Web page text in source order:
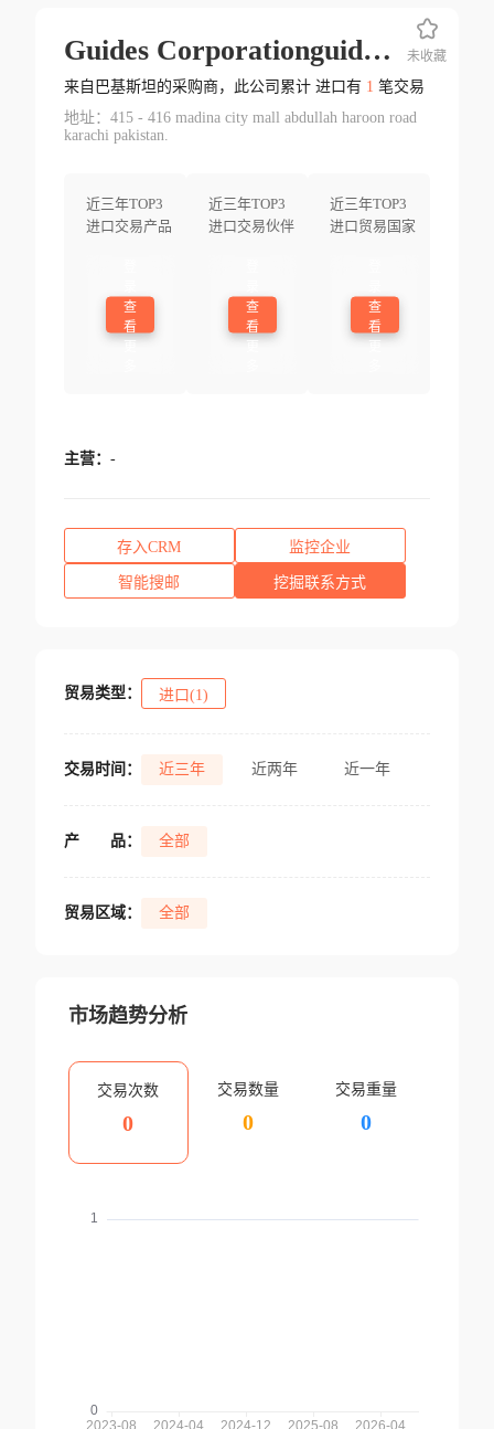
Guides Corporationguides Corp.
来自巴基斯坦的采购商，此公司累计 进口有 1 笔交易
地址：415 - 416 madina city mall abdullah haroon road
karachi pakistan.
近三年TOP3
进口交易产品
查
看
近三年TOP3
进口交易伙伴
查
看
近三年TOP3
进口贸易国家
查
看
未收藏
主营： -
存入CRM 监控企业
智能搜邮 挖掘联系方式
贸易类型： 进口(1)
交易时间： 近三年 近两年 近一年
产 品： 全部
贸易区域： 全部
市场趋势分析
交易次数
0
交易数量
0
交易重量
0